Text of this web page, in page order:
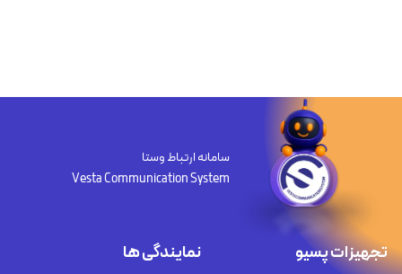
سامانه ارتباط وستا
Vesta Communication System
تجهیزات پسیو نمایندگی ها